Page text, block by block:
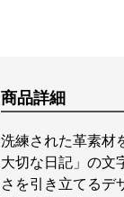
商品詳細
洗練された革素材
大切な日記」の文
さを引き立てるデ